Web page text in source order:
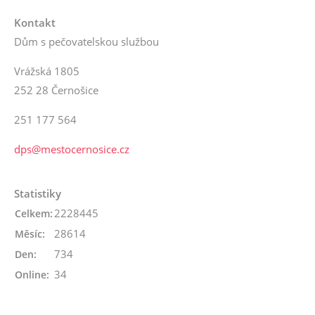
Kontakt
Dům s pečovatelskou službou
Vrážská 1805
252 28 Černošice
251 177 564
dps@mestocernosice.cz
Statistiky
Online: 34
Celkem: 2228445
Měsíc: 28614
Den: 734